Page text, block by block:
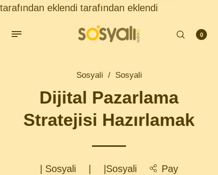
tarafından eklendi tarafından eklendi
0
Sosyali / Sosyali
Dijital Pazarlama
Stratejisi Hazırlamak
Sosyali Sosyali Pay